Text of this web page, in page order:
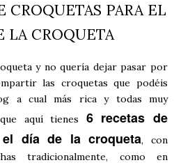
CROQUETAS PARA EL
LA CROQUETA
y no quería dejar pasar por
las croquetas que podéis
a cual más rica y todas muy
aquí tienes 6 recetas de
día de la croqueta, con
tradicionalmente, como en